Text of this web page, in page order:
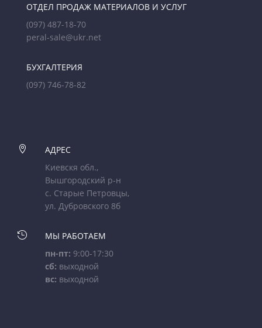
ОТДЕЛ ПРОДАЖ МАТЕРИАЛОВ И УСЛУГ
(097) 487-18-70
peral-sale@ukr.net
БУХГАЛТЕРИЯ
(097) 746-78-82

АДРЕС
Киевскя обл.,
Вышгородский р-н
с. Старые Петровцы,
ул. Дубровского 8б

МЫ РАБОТАЕМ
пн-пт: 9:00-17:30
сб: выходной
вс: выходной